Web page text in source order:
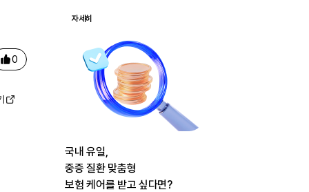
0
자세히
국내 유일,
중증 질환 맞춤형
보험 케어를 받고 싶다면?